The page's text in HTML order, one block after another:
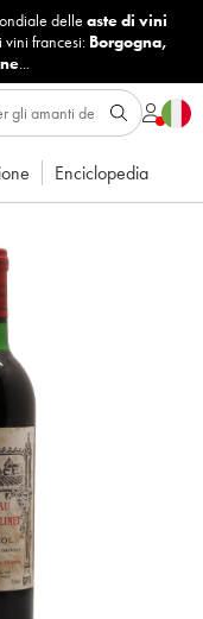
delle aste di vini
francesi: Borgogna,
...
Enciclopedia